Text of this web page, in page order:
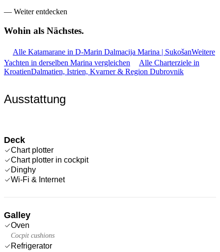
— Weiter entdecken
Wohin als Nächstes.
Alle Katamarane in D-Marin Dalmacija Marina | SukošanWeitere
Yachten in derselben Marina vergleichen
Alle Charterziele in
KroatienDalmatien, Istrien, Kvarner & Region Dubrovnik
Ausstattung
Deck
Chart plotter
Chart plotter in cockpit
Dinghy
Wi-Fi & Internet
Galley
Oven
Cocpit cushions
Refrigerator